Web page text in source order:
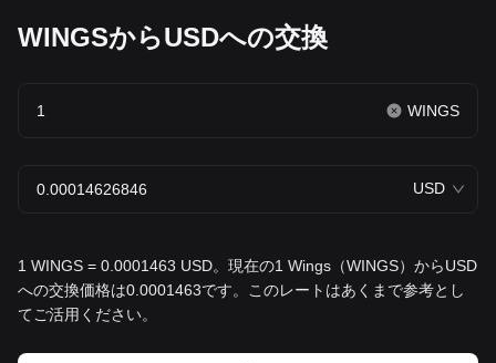
WINGSからUSDへの交換
WINGS
USD
1 WINGS = 0.0001463 USD。現在の1 Wings（WINGS）からUSD
への交換価格は0.0001463です。このレートはあくまで参考とし
てご活用ください。